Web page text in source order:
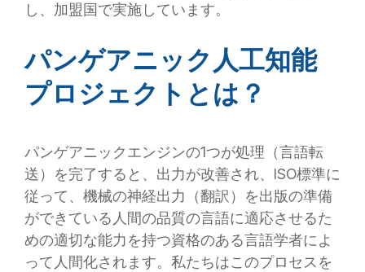
し、加盟国で実施しています。
パンゲアニック人工知能
プロジェクトとは？
パンゲアニックエンジンの1つが処理（言語転
送）を完了すると、出力が改善され、ISO標準に
従って、機械の神経出力（翻訳）を出版の準備
ができている人間の品質の言語に適応させるた
めの適切な能力を持つ資格のある言語学者によ
って人間化されます。私たちはこのプロセスを